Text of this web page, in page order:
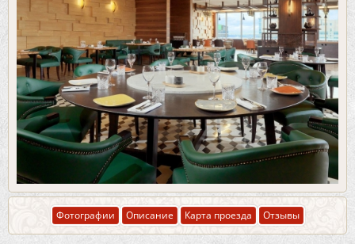
Фотографии Описание Карта проезда Отзывы